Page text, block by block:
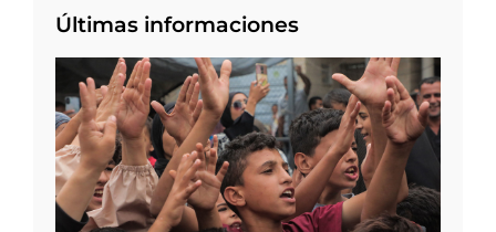
Últimas informaciones